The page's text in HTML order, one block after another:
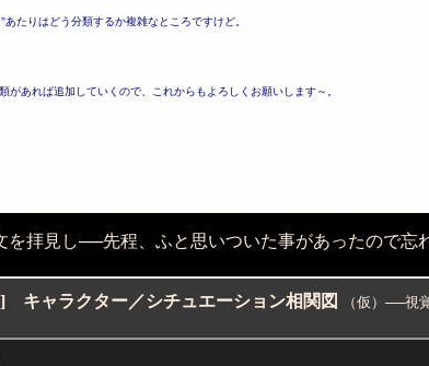
たりはどう分類するか複雑なところですけど。
があれば追加していくので、これからもよろしくお願いします～。
拝見し──先程、ふと思いついた事があったので
キャラクター／シチュエーション相関図 （仮）──視